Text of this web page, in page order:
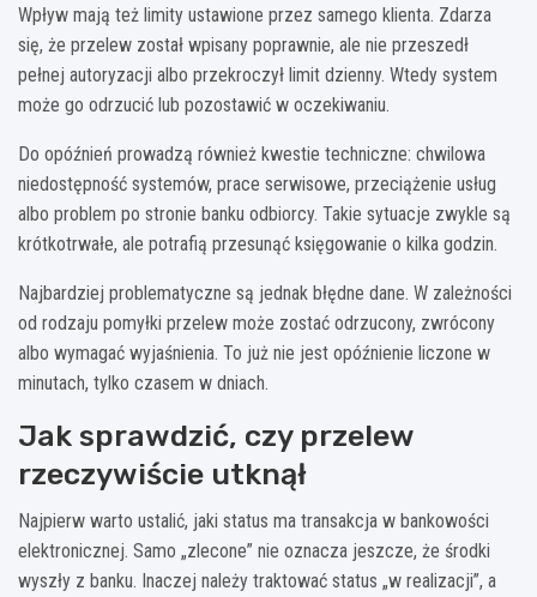
Wpływ mają też limity ustawione przez samego klienta. Zdarza
się, że przelew został wpisany poprawnie, ale nie przeszedł
pełnej autoryzacji albo przekroczył limit dzienny. Wtedy system
może go odrzucić lub pozostawić w oczekiwaniu.
Do opóźnień prowadzą również kwestie techniczne: chwilowa
niedostępność systemów, prace serwisowe, przeciążenie usług
albo problem po stronie banku odbiorcy. Takie sytuacje zwykle są
krótkotrwałe, ale potrafią przesunąć księgowanie o kilka godzin.
Najbardziej problematyczne są jednak błędne dane. W zależności
od rodzaju pomyłki przelew może zostać odrzucony, zwrócony
albo wymagać wyjaśnienia. To już nie jest opóźnienie liczone w
minutach, tylko czasem w dniach.
Jak sprawdzić, czy przelew
rzeczywiście utknął
Najpierw warto ustalić, jaki status ma transakcja w bankowości
elektronicznej. Samo „zlecone” nie oznacza jeszcze, że środki
wyszły z banku. Inaczej należy traktować status „w realizacji”, a